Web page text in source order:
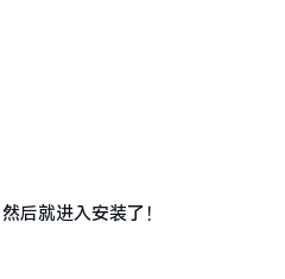
后就进入安装了！